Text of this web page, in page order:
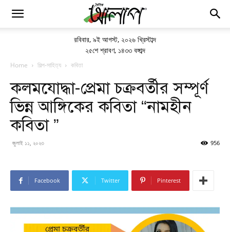
রবিবার, ৯ই আগস্ট, ২০২৬ খ্রিস্টাব্দ
২৫শে শ্রাবণ, ১৪৩৩ বঙ্গাব্দ
Home শিল্প-সাহিত্য কবিতা
কলমযোদ্ধা-প্রেমা চক্রবর্তীর সম্পূর্ণ
ভিন্ন আঙ্গিকের কবিতা “নামহীন
কবিতা ”
জুলাই ১১, ২০২৩ 956
Facebook Twitter Pinterest